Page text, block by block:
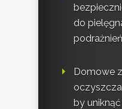
do
podrażnień
Domowe
by